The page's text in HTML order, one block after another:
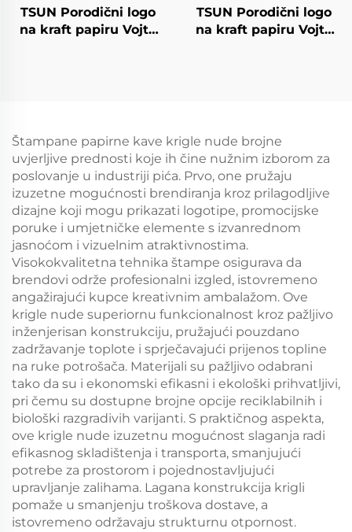
TSUN Porodični logo
na kraft papiru Vojta
Štapci
TSUN Porodični logo
na kraft papiru Vojta
Štapci
Štampane papirne kave krigle nude brojne
uvjerljive prednosti koje ih čine nužnim izborom za
poslovanje u industriji pića. Prvo, one pružaju
izuzetne mogućnosti brendiranja kroz prilagodljive
dizajne koji mogu prikazati logotipe, promocijske
poruke i umjetničke elemente s izvanrednom
jasnoćom i vizuelnim atraktivnostima.
Visokokvalitetna tehnika štampe osigurava da
brendovi održe profesionalni izgled, istovremeno
angažirajući kupce kreativnim ambalažom. Ove
krigle nude superiornu funkcionalnost kroz pažljivo
inženjerisan konstrukciju, pružajući pouzdano
zadržavanje toplote i sprječavajući prijenos topline
na ruke potrošača. Materijali su pažljivo odabrani
tako da su i ekonomski efikasni i ekološki prihvatljivi,
pri čemu su dostupne brojne opcije reciklabilnih i
biološki razgradivih varijanti. S praktičnog aspekta,
ove krigle nude izuzetnu mogućnost slaganja radi
efikasnog skladištenja i transporta, smanjujući
potrebe za prostorom i pojednostavljujući
upravljanje zalihama. Lagana konstrukcija krigli
pomaže u smanjenju troškova dostave, a
istovremeno održavaju strukturnu otpornost.